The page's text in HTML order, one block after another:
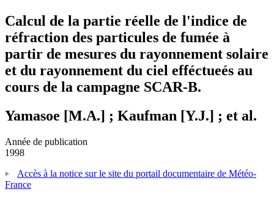
Calcul de la partie réelle de l'indice de
réfraction des particules de fumée à
partir de mesures du rayonnement solaire
et du rayonnement du ciel efféctueés au
cours de la campagne SCAR-B.
Yamasoe [M.A.] ; Kaufman [Y.J.] ; et al.
Année de publication
1998
Accès à la notice sur le site du portail documentaire de Météo-
France